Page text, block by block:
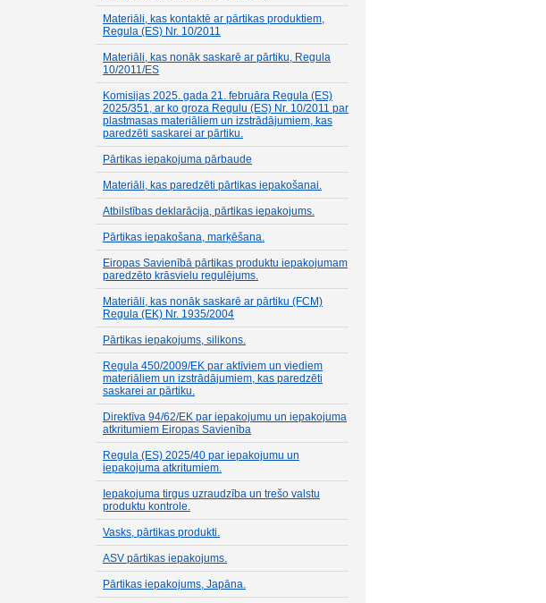
Materiāli, kas kontaktē ar pārtikas produktiem,
Regula (ES) Nr. 10/2011
Materiāli, kas nonāk saskarē ar pārtiku, Regula
10/2011/ES
Komisijas 2025. gada 21. februāra Regula (ES)
2025/351, ar ko groza Regulu (ES) Nr. 10/2011 par
plastmasas materiāliem un izstrādājumiem, kas
paredzēti saskarei ar pārtiku.
Pārtikas iepakojuma pārbaude
Materiāli, kas paredzēti pārtikas iepakošanai.
Atbilstības deklarācija, pārtikas iepakojums.
Pārtikas iepakošana, marķēšana.
Eiropas Savienībā pārtikas produktu iepakojumam
paredzēto krāsvielu regulējums.
Materiāli, kas nonāk saskarē ar pārtiku (FCM)
Regula (EK) Nr. 1935/2004
Pārtikas iepakojums, silikons.
Regula 450/2009/EK par aktīviem un viediem
materiāliem un izstrādājumiem, kas paredzēti
saskarei ar pārtiku.
Direktīva 94/62/EK par iepakojumu un iepakojuma
atkritumiem Eiropas Savienība
Regula (ES) 2025/40 par iepakojumu un
iepakojuma atkritumiem.
Iepakojuma tirgus uzraudzība un trešo valstu
produktu kontrole.
Vasks, pārtikas produkti.
ASV pārtikas iepakojums.
Pārtikas iepakojums, Japāna.